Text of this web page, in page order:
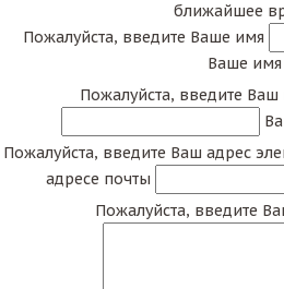
ближайшее
Пожалуйста, введите Ваше имя
Ваше имя
Пожалуйста, введите
Пожалуйста, введите Ваш адрес
адресе почты
Пожалуйста, введите